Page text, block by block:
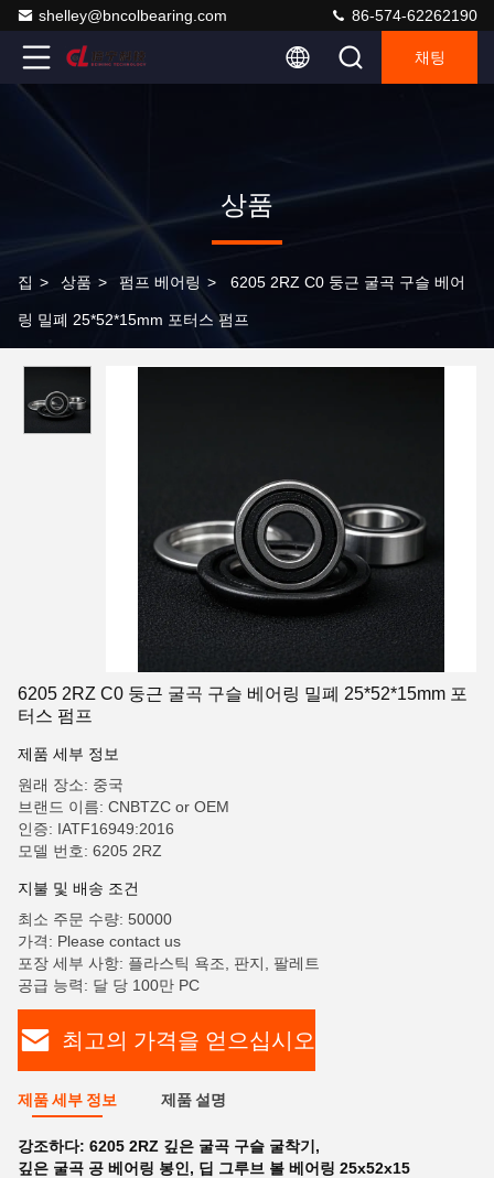
shelley@bncolbearing.com 86-574-62262190
채팅
상품
집 > 상품 > 펌프 베어링 > 6205 2RZ C0 둥근 굴곡 구슬 베어
링 밀폐 25*52*15mm 포터스 펌프
6205 2RZ C0 둥근 굴곡 구슬 베어링 밀폐 25*52*15mm 포
터스 펌프
제품 세부 정보
원래 장소: 중국
브랜드 이름: CNBTZC or OEM
인증: IATF16949:2016
모델 번호: 6205 2RZ
지불 및 배송 조건
최소 주문 수량: 50000
가격: Please contact us
포장 세부 사항: 플라스틱 욕조, 판지, 팔레트
공급 능력: 달 당 100만 PC
최고의 가격을 얻으십시오
제품 세부 정보 제품 설명
강조하다: 6205 2RZ 깊은 굴곡 구슬 굴착기 ,
깊은 굴곡 공 베어링 봉인 , 딥 그루브 볼 베어링 25x52x15